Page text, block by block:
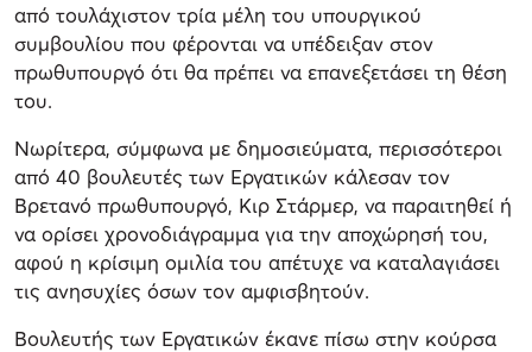
από τουλάχιστον τρία μέλη του υπουργικού
συμβουλίου που φέρονται να υπέδειξαν στον
πρωθυπουργό ότι θα πρέπει να επανεξετάσει τη θέση
του.
Νωρίτερα, σύμφωνα με δημοσιεύματα, περισσότεροι
από 40 βουλευτές των Εργατικών κάλεσαν τον
Βρετανό πρωθυπουργό, Κιρ Στάρμερ, να παραιτηθεί ή
να ορίσει χρονοδιάγραμμα για την αποχώρησή του,
αφού η κρίσιμη ομιλία του απέτυχε να καταλαγιάσει
τις ανησυχίες όσων τον αμφισβητούν.
Βουλευτής των Εργατικών έκανε πίσω στην κούρσα